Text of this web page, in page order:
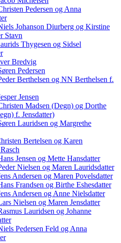
Pedersen og Anna
Johanson Diurberg og Kirstine
Stavn
Thygesen og Sidsel
Bredvig
Pedersen
Berthelsen og NN Berthelsen f.
Jensen
Madsen (Degn) og Dorthe
f. Jensdatter)
Lauridsen og Margrethe
Bertelsen og Karen
Jensen og Mette Hansdatter
Nielsen og Maren Lauridsdatter
Andersen og Maren Povelsdatter
Frandsen og Birthe Eshesdatter
Andersen og Anne Nielsdatter
Nielsen og Maren Jensdatter
Lauridsen og Johanne
Pedersen Feld og Anna